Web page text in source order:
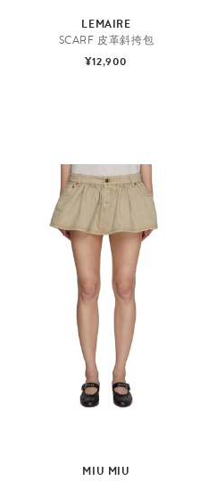
LEMAIRE
SCARF 皮革斜挎包
¥12,900
MIU MIU